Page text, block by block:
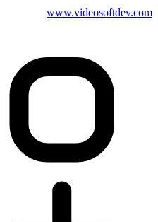
www.videosoftdev.com